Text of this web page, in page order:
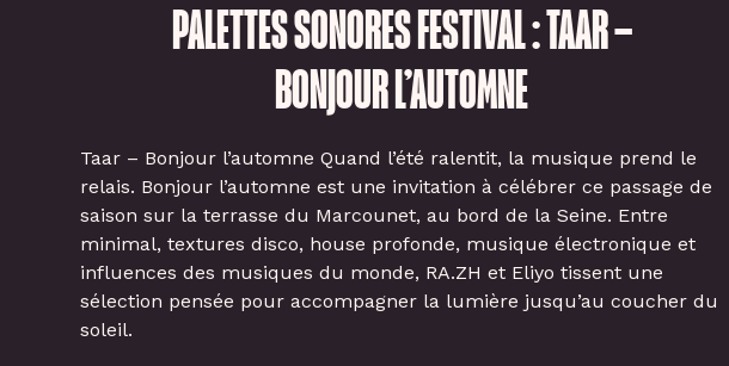
PALETTES SONORES FESTIVAL : TAAR –
BONJOUR L’AUTOMNE
Taar – Bonjour l’automne Quand l’été ralentit, la musique prend le
relais. Bonjour l’automne est une invitation à célébrer ce passage de
saison sur la terrasse du Marcounet, au bord de la Seine. Entre
minimal, textures disco, house profonde, musique électronique et
influences des musiques du monde, RA.ZH et Eliyo tissent une
sélection pensée pour accompagner la lumière jusqu’au coucher du
soleil.